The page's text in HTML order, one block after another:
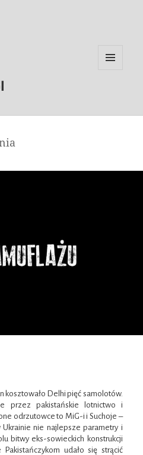
kosztowało Delhi pięć samolotów.
przez pakistańskie lotnictwo i
odrzutowce to MiG-i i Suchoje –
nie najlepsze parametry i
bitwy eks-sowieckich konstrukcji
udało się strącić